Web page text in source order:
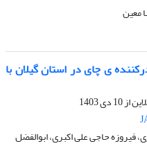
معین
ی چای در استان گیلان با
از10 دی 1403
فیروزه حاجی علی اکبری، ابوالفضل